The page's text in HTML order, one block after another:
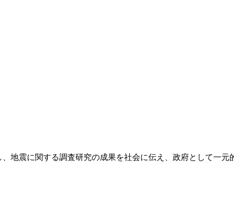
地震に関する調査研究の成果を社会に伝え、政府として一元